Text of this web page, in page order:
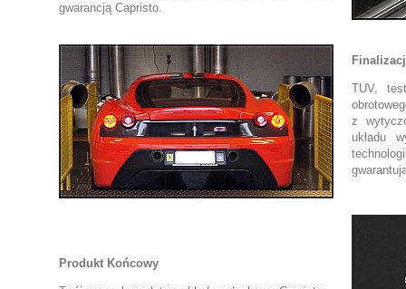
gwarancją Capristo.
TUV,
z
układu
Produkt Końcowy